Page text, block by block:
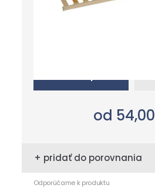
od 54,00
+ pridať do porovnania
Odporúčame k produktu